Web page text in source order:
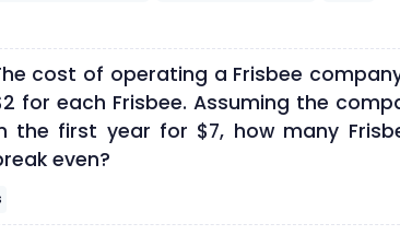
cost of operating a Frisbee
for each Frisbee. Assuming the
the first year for $7, how many
even?